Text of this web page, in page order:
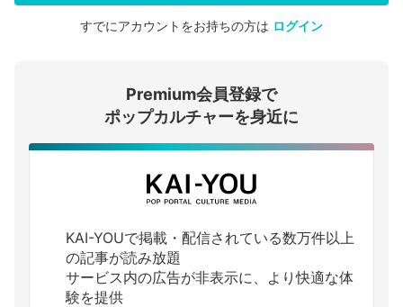
会員登録する
ログインする
すでにアカウントをお持ちの方は ログイン
Premium会員登録で
ポップカルチャーを身近に
KAI-YOUで掲載・配信されている数万件以上
の記事が読み放題
サービス内の広告が非表示に、より快適な体
験を提供